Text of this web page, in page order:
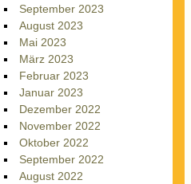
September 2023
August 2023
Mai 2023
März 2023
Februar 2023
Januar 2023
Dezember 2022
November 2022
Oktober 2022
September 2022
August 2022